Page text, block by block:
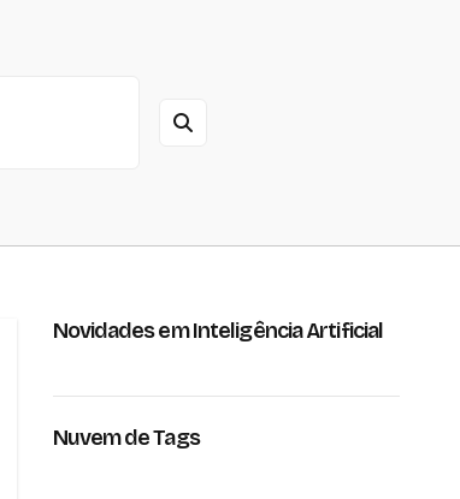
Novidades em Inteligência Artificial
Nuvem de Tags